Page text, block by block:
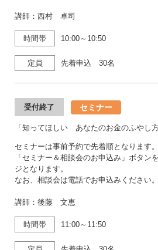
講師：西村 卓司
時間帯 10:00～10:50
定員 先着申込 30名
受付終了 セミナー
「知ってほしい あなたのお金のふやし
セミナーは事前予約で先着順となります。
「セミナー＆相談会のお申込み」ボタン
ジとなります。
なお、相談会は電話でお申込みください。
講師：後藤 文恵
時間帯 11:00～11:50